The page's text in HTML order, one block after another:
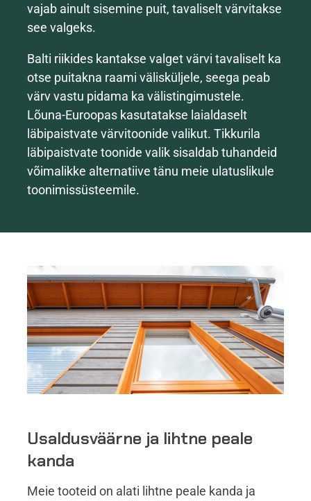
vajab ainult sisemine puit, tavaliselt värvitakse
see valgeks.
Balti riikides kantakse valget värvi tavaliselt ka
otse puitakna raami välisküljele, seega peab
värv vastu pidama ka välistingimustele.
Lõuna-Euroopas kasutatakse laialdaselt
läbipaistvate värvitoonide valikut. Tikkurila
läbipaistvate toonide valik sisaldab tuhandeid
võimalikke alternatiive tänu meie ulatuslikule
toonimissüsteemile.
Usaldusväärne ja lihtne peale
kanda
Meie tooteid on alati lihtne peale kanda ja